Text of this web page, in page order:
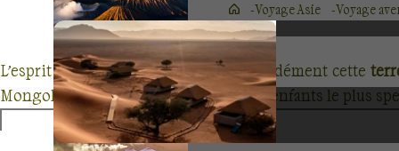
Voyage Asie Voyage
L’esprit nomade habite toujours profondément cette
Mongolie en famille, vous offrez à vos enfants le plus
Dormir sous la yourtecomme le font ces peuples